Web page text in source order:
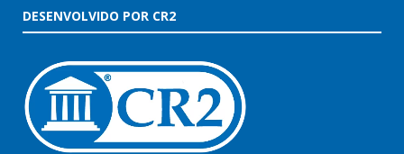
DESENVOLVIDO POR CR2